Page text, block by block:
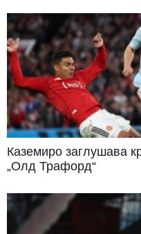
Каземиро заглушава
„Олд Трафорд“